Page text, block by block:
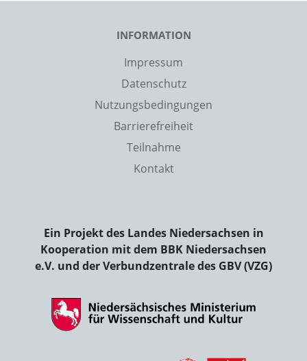
INFORMATION
Impressum
Datenschutz
Nutzungsbedingungen
Barrierefreiheit
Teilnahme
Kontakt
Ein Projekt des Landes Niedersachsen in
Kooperation mit dem BBK Niedersachsen
e.V. und der Verbundzentrale des GBV (VZG)